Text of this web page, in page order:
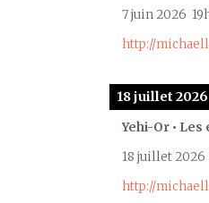
7 juin 2026
http://
18 juillet 2026
Yehi-Or •
18 juillet 2026
http://